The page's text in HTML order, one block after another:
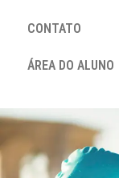
CONTATO
ÁREA DO ALUNO